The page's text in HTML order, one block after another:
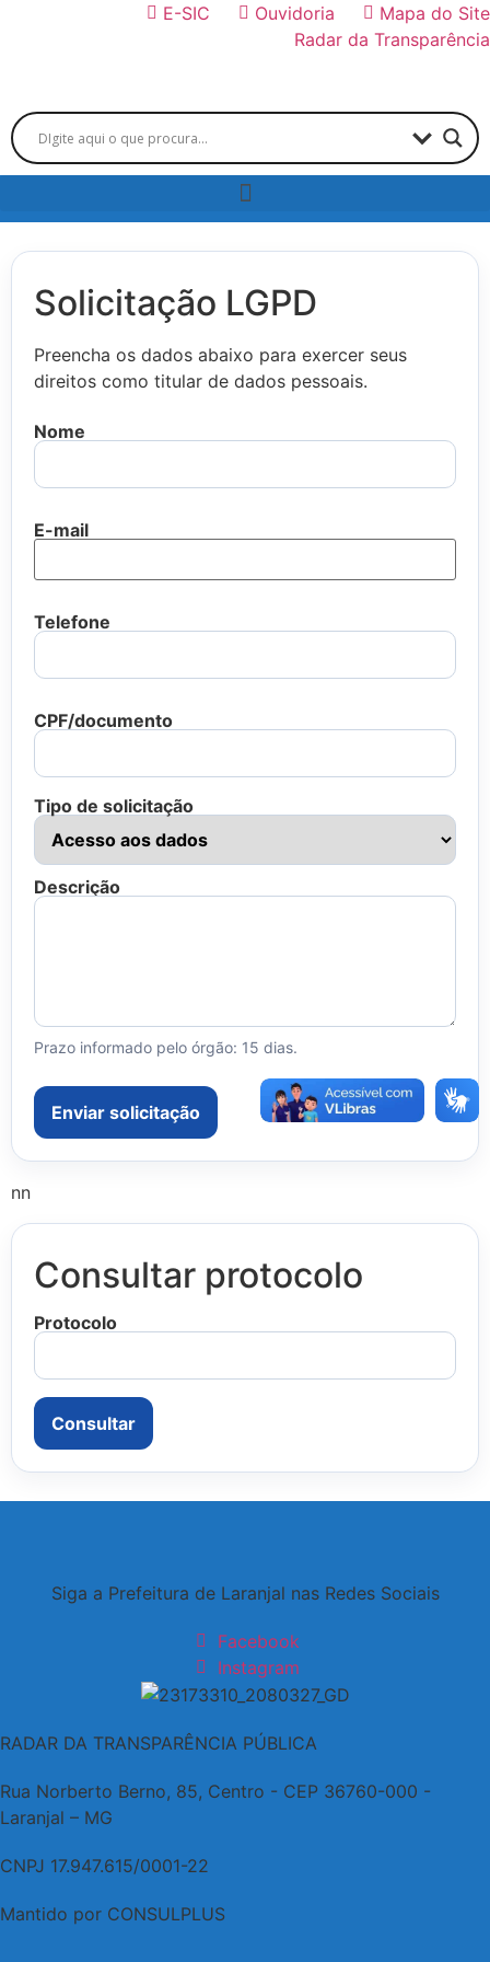
E-SIC Ouvidoria
Mapa do Site
Radar da Transparência
Solicitação LGPD
Preencha os dados abaixo para exercer seus
direitos como titular de dados pessoais.
Nome
E-mail
Telefone
CPF/documento
Tipo de solicitação
Descrição
Prazo informado pelo órgão: 15 dias.
Enviar solicitação
nn
Consultar protocolo
Protocolo
Consultar
Siga a Prefeitura de Laranjal nas Redes Sociais
Facebook
Instagram
RADAR DA TRANSPARÊNCIA PÚBLICA
Rua Norberto Berno, 85, Centro - CEP 36760-000 -
Laranjal – MG
CNPJ 17.947.615/0001-22
Mantido por CONSULPLUS